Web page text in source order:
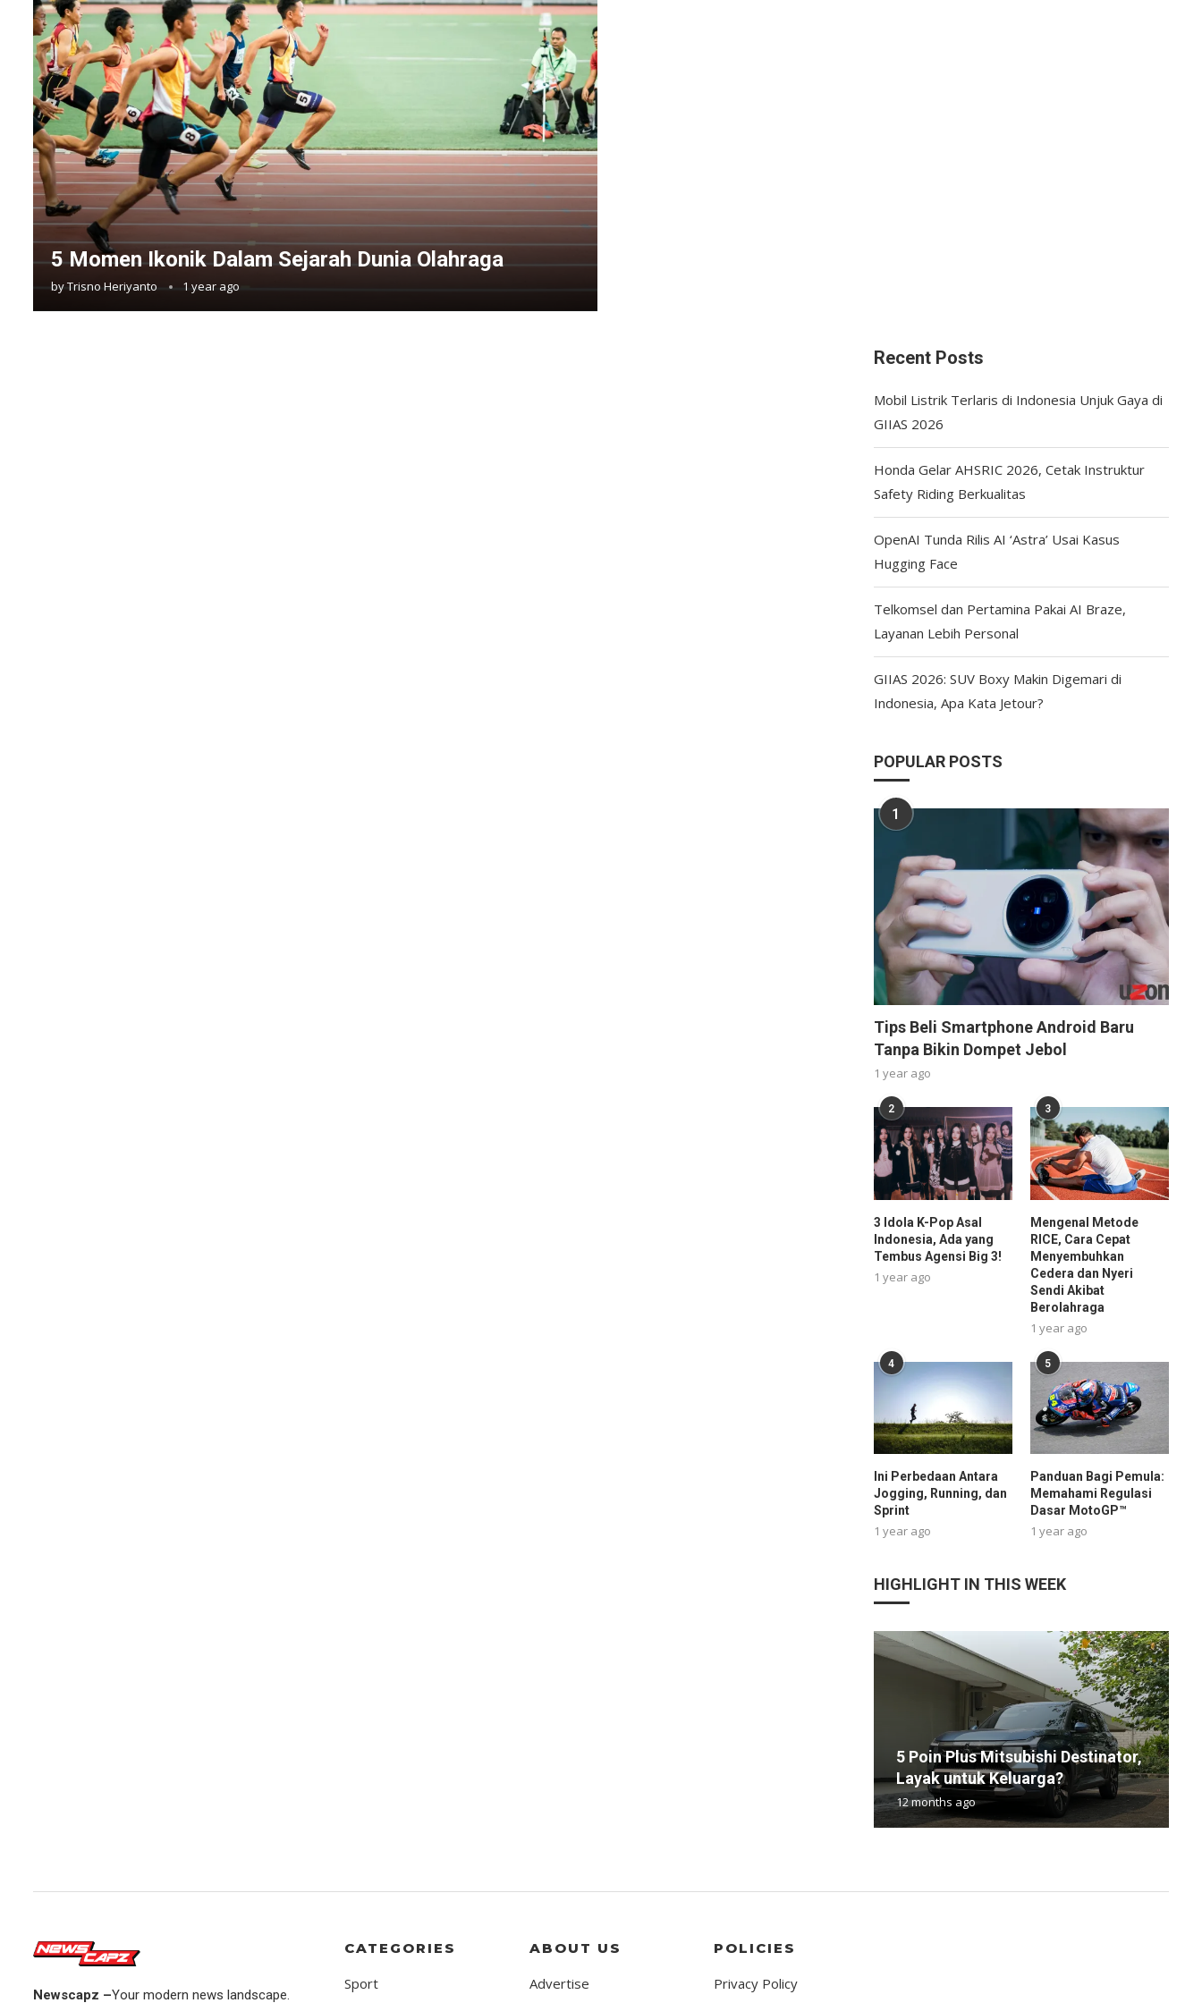
5 Momen Ikonik Dalam Sejarah Dunia Olahraga
byTrisno Heriyanto 1 year ago
Recent Posts
Mobil Listrik Terlaris di Indonesia Unjuk Gaya di
GIIAS 2026
Honda Gelar AHSRIC 2026, Cetak Instruktur
Safety Riding Berkualitas
OpenAI Tunda Rilis AI ‘Astra’ Usai Kasus
Hugging Face
Telkomsel dan Pertamina Pakai AI Braze,
Layanan Lebih Personal
GIIAS 2026: SUV Boxy Makin Digemari di
Indonesia, Apa Kata Jetour?
POPULAR POSTS
1
Tips Beli Smartphone Android Baru
Tanpa Bikin Dompet Jebol
1 year ago
2
3 Idola K-Pop Asal
Indonesia, Ada yang
Tembus Agensi Big 3!
1 year ago
3
Mengenal Metode
RICE, Cara Cepat
Menyembuhkan
Cedera dan Nyeri
Sendi Akibat
Berolahraga
1 year ago
4
Ini Perbedaan Antara
Jogging, Running, dan
Sprint
1 year ago
5
Panduan Bagi Pemula:
Memahami Regulasi
Dasar MotoGP™
1 year ago
HIGHLIGHT IN THIS WEEK
5 Poin Plus Mitsubishi Destinator,
Layak untuk Keluarga?
12 months ago
Newscapz –Your modern news landscape.
CATEGORIES
Sport
ABOUT US
Advertise
POLICIES
Privacy Policy